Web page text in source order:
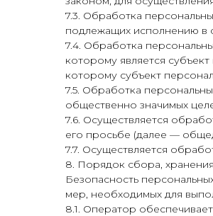
7.3. Обработка
подлежащих исполнению в
7.4. Обработка
которому является
которому субъект
7.5. Обработка
общественно значимых
7.6. Осуществляется
его просьбе (далее —
7.7. Осуществляется
8. Порядок сбора,
Безопасность
мер, необходимых для
8.1. Оператор